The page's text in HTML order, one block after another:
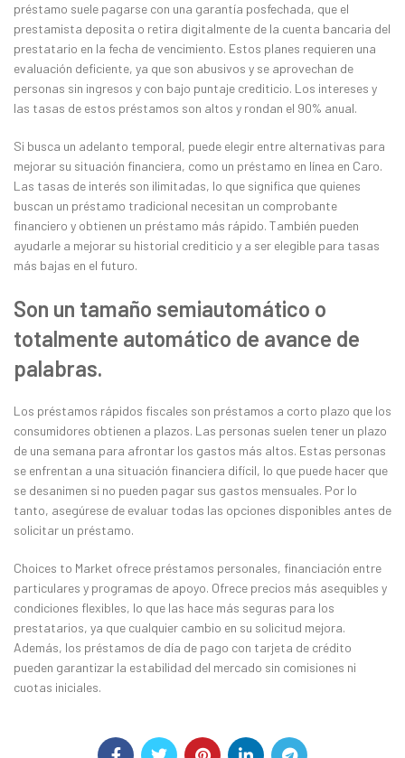
préstamo suele pagarse con una garantía posfechada, que el
prestamista deposita o retira digitalmente de la cuenta bancaria del
prestatario en la fecha de vencimiento. Estos planes requieren una
evaluación deficiente, ya que son abusivos y se aprovechan de
personas sin ingresos y con bajo puntaje crediticio. Los intereses y
las tasas de estos préstamos son altos y rondan el 90% anual.
Si busca un adelanto temporal, puede elegir entre alternativas para
mejorar su situación financiera, como un préstamo en línea en Caro.
Las tasas de interés son ilimitadas, lo que significa que quienes
buscan un préstamo tradicional necesitan un comprobante
financiero y obtienen un préstamo más rápido. También pueden
ayudarle a mejorar su historial crediticio y a ser elegible para tasas
más bajas en el futuro.
Son un tamaño semiautomático o
totalmente automático de avance de
palabras.
Los préstamos rápidos fiscales son préstamos a corto plazo que los
consumidores obtienen a plazos. Las personas suelen tener un plazo
de una semana para afrontar los gastos más altos. Estas personas
se enfrentan a una situación financiera difícil, lo que puede hacer que
se desanimen si no pueden pagar sus gastos mensuales. Por lo
tanto, asegúrese de evaluar todas las opciones disponibles antes de
solicitar un préstamo.
Choices to Market ofrece préstamos personales, financiación entre
particulares y programas de apoyo. Ofrece precios más asequibles y
condiciones flexibles, lo que las hace más seguras para los
prestatarios, ya que cualquier cambio en su solicitud mejora.
Además, los préstamos de día de pago con tarjeta de crédito
pueden garantizar la estabilidad del mercado sin comisiones ni
cuotas iniciales.